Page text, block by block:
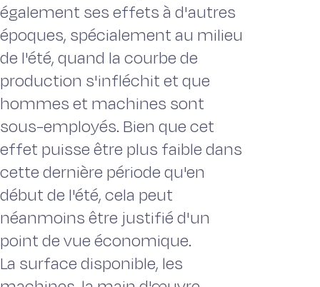
également ses effets à d'autres
époques, spécialement au milieu
de l'été, quand la courbe de
production s'infléchit et que
hommes et machines sont
sous-employés. Bien que cet
effet puisse être plus faible dans
cette dernière période qu'en
début de l'été, cela peut
néanmoins être justifié d'un
point de vue économique.
La surface disponible, les